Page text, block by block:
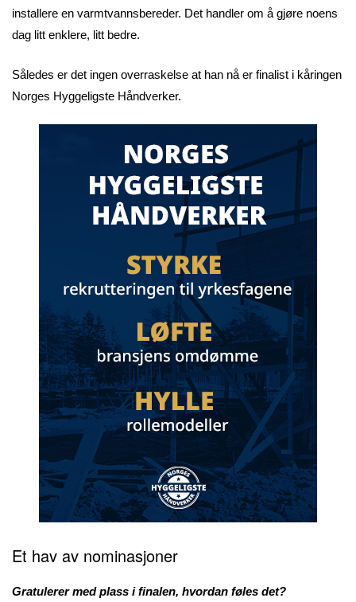
installere en varmtvannsbereder. Det handler om å gjøre noens
dag litt enklere, litt bedre.
Således er det ingen overraskelse at han nå er finalist i kåringen
Norges Hyggeligste Håndverker.
Et hav av nominasjoner
Gratulerer med plass i finalen, hvordan føles det?